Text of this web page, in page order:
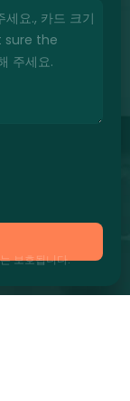
보호됩니다.